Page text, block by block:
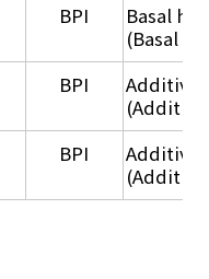
BPI
Basal
(Basal
BPI
BPI